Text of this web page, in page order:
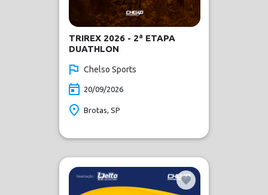
TRIREX 2026 - 2ª ETAPA
DUATHLON
Chelso Sports
20/09/2026
Brotas, SP